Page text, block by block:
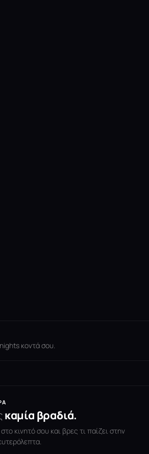
κοντά σου.
καμία βραδιά.
κινητό σου και βρες τι παίζει στην